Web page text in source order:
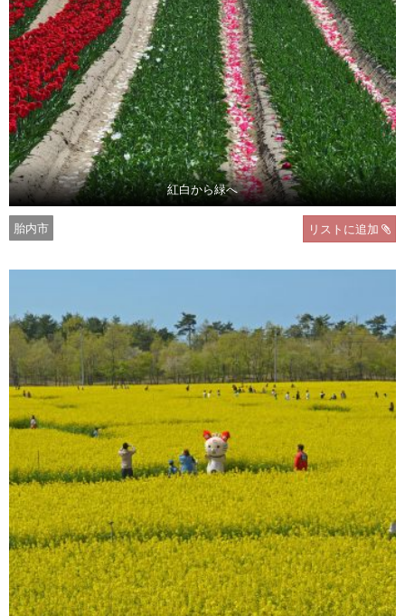
紅白から緑へ
胎内市 リストに追加